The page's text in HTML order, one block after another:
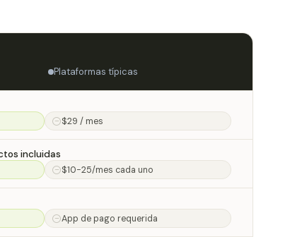
Plataformas típicas
$29 / mes
incluidas
$10-25/mes cada uno
App de pago requerida